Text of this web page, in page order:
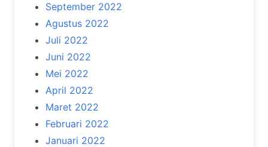
September 2022
Agustus 2022
Juli 2022
Juni 2022
Mei 2022
April 2022
Maret 2022
Februari 2022
Januari 2022